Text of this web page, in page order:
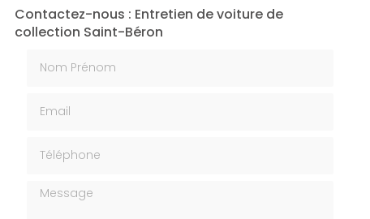
Contactez-nous : Entretien de voiture de
collection Saint-Béron
Message